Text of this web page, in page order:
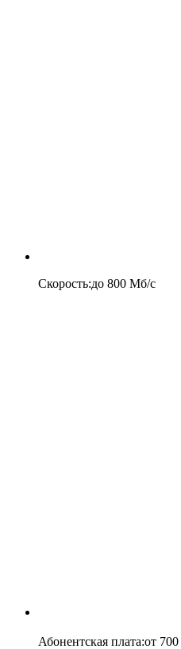
Скорость:до 800 Мб/c
Абонентская плата:от 700